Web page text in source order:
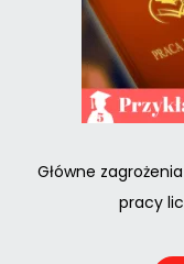
Główne
pracy